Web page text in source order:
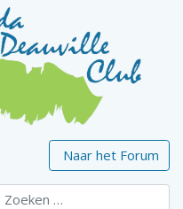
Naar het Forum
Zoeken